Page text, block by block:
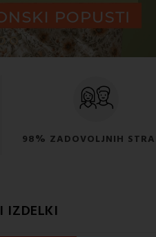
98% ZADOVOLJNIH
IZDELKI